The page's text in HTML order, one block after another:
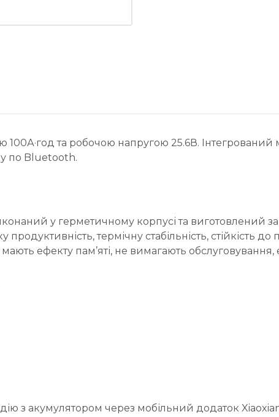
100А·год та робочою напругою 25.6В.
по Bluetooth.
у герметичному корпусі та виготовлений за
термічну стабільність, стійкість
ефекту пам’яті, не вимагають обслуговування,
з акумулятором через мобільний додаток